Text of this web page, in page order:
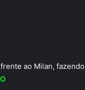
ao Milan,